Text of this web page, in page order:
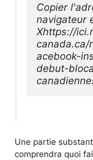
Copier
navigateur
Xhttps://
acebook-
debut-
Une partie
comprendra quoi